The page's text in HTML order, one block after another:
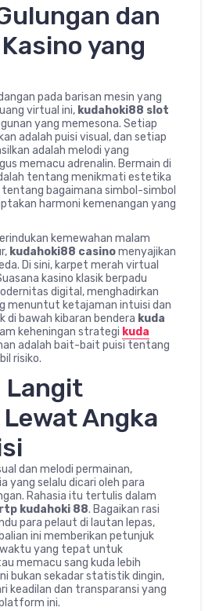
dan
yang
pada barisan mesin yang
virtual ini, kudahoki88 slot
yang memesona. Setiap
adalah puisi visual, dan setiap
adalah melodi yang
memacu adrenalin. Bermain di
tentang menikmati estetika
tentang bagaimana simbol-simbol
harmoni kemenangan yang
kemewahan malam
kudahoki88 casinomenyajikan
Di sini, karpet merah virtual
kasino klasik berpadu
digital, menghadirkan
menuntut ketajaman intuisi dan
di bawah kibaran bendera kuda
keheningan strategi kuda
adalah bait-bait puisi tentang
risiko.
Langit
Angka
dan melodi permainan,
yang selalu dicari oleh para
Rahasia itu tertulis dalam
rtp kudahoki 88. Bagaikan rasi
para pelaut di lautan lepas,
ini memberikan petunjuk
yang tepat untuk
memacu sang kuda lebih
bukan sekadar statistik dingin,
keadilan dan transparansi yang
ini.